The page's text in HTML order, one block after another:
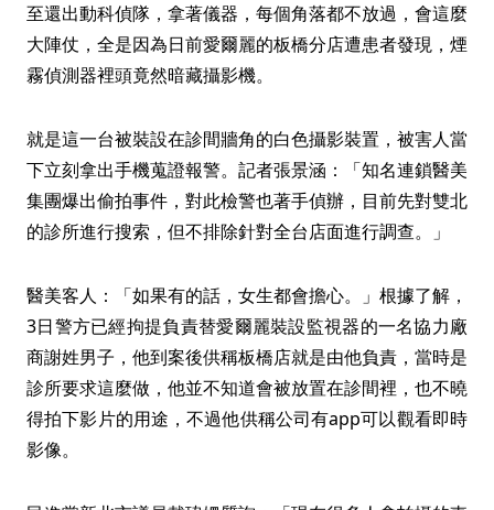
至還出動科偵隊，拿著儀器，每個角落都不放過，會這麼
大陣仗，全是因為日前愛爾麗的板橋分店遭患者發現，煙
霧偵測器裡頭竟然暗藏攝影機。
就是這一台被裝設在診間牆角的白色攝影裝置，被害人當
下立刻拿出手機蒐證報警。記者張景涵：「知名連鎖醫美
集團爆出偷拍事件，對此檢警也著手偵辦，目前先對雙北
的診所進行搜索，但不排除針對全台店面進行調查。」
醫美客人：「如果有的話，女生都會擔心。」根據了解，
3日警方已經拘提負責替愛爾麗裝設監視器的一名協力廠
商謝姓男子，他到案後供稱板橋店就是由他負責，當時是
診所要求這麼做，他並不知道會被放置在診間裡，也不曉
得拍下影片的用途，不過他供稱公司有app可以觀看即時
影像。